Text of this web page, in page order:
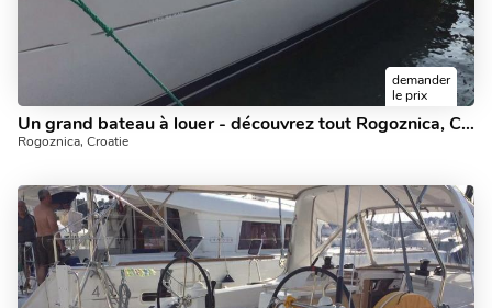
demander
le prix
Un grand bateau à louer - découvrez tout Rogoznica, Croatie peut offrir à bord d'un yacht. Marlu - 53ft.
Rogoznica, Croatie